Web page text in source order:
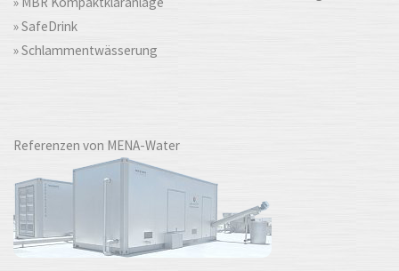
» SafeDrink
» Schlammentwässerung
Referenzen von MENA-Water